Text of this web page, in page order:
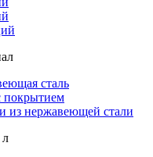
сталь
покрытием
из нержавеющей стали